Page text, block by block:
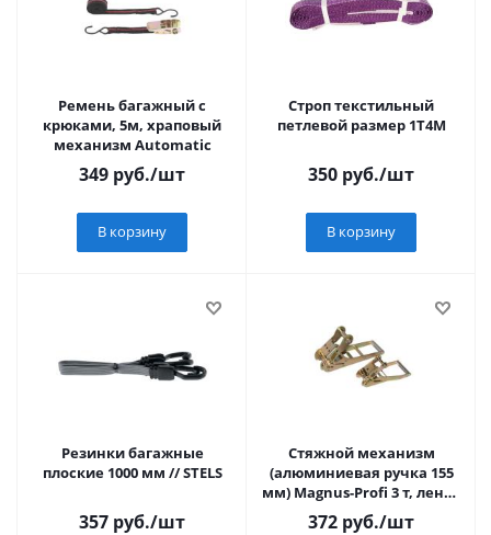
Ремень багажный с
крюками, 5м, храповый
механизм Automatic
349 руб./шт
В корзину
Строп текстильный
петлевой размер 1T4M
350 руб./шт
В корзину
Резинки багажные
плоские 1000 мм // STELS
357 руб./шт
Стяжной механизм
(алюминиевая ручка 155
мм) Magnus-Profi 3 т, лента
35 мм
372 руб./шт